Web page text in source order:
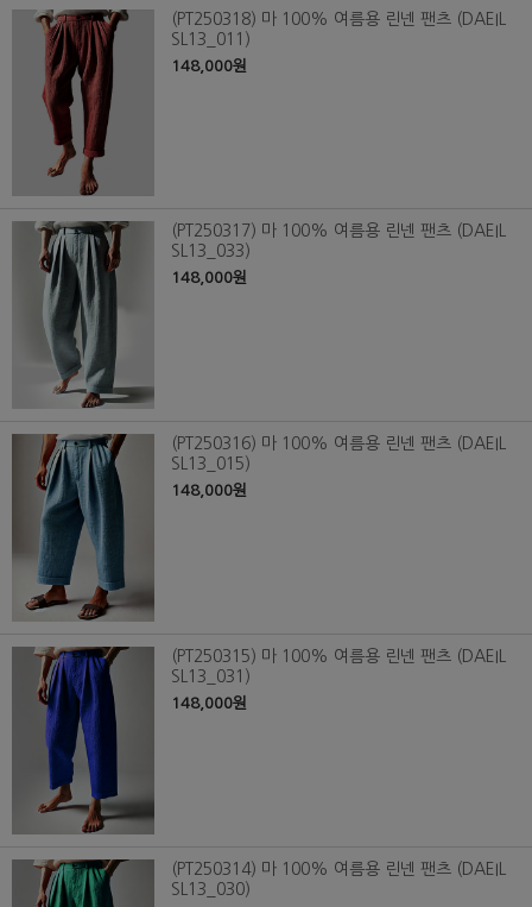
(PT250318) 마 100% 여름용 린넨 팬츠 (DAEIL
SL13_011)
148,000원
(PT250317) 마 100% 여름용 린넨 팬츠 (DAEIL
SL13_033)
148,000원
(PT250316) 마 100% 여름용 린넨 팬츠 (DAEIL
SL13_015)
148,000원
(PT250315) 마 100% 여름용 린넨 팬츠 (DAEIL
SL13_031)
148,000원
(PT250314) 마 100% 여름용 린넨 팬츠 (DAEIL
SL13_030)